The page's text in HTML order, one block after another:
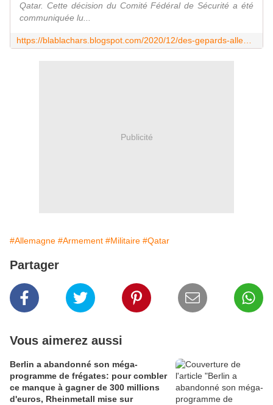
Qatar. Cette décision du Comité Fédéral de Sécurité a été
communiquée lu...
Publicité
#Allemagne #Armement #Militaire #Qatar
Partager
Vous aimerez aussi
Berlin a abandonné son méga-
programme de frégates: pour combler
ce manque à gagner de 300 millions
d'euros, Rheinmetall mise sur